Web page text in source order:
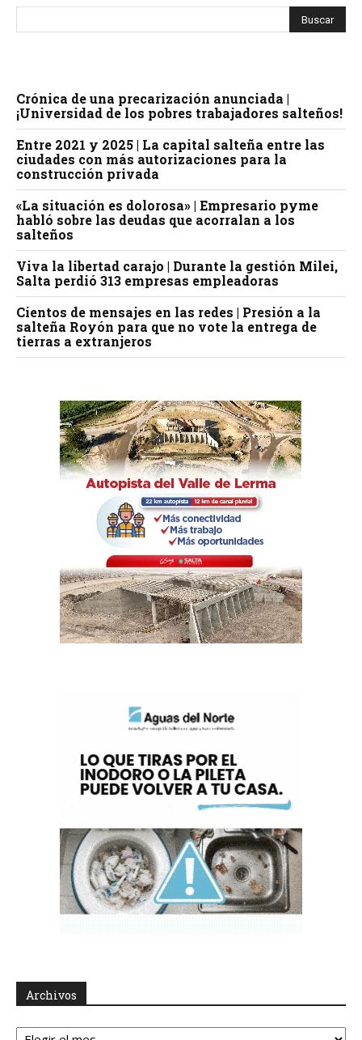
Crónica de una precarización anunciada |
¡Universidad de los pobres trabajadores salteños!
Entre 2021 y 2025 | La capital salteña entre las
ciudades con más autorizaciones para la
construcción privada
«La situación es dolorosa» | Empresario pyme
habló sobre las deudas que acorralan a los
salteños
Viva la libertad carajo | Durante la gestión Milei,
Salta perdió 313 empresas empleadoras
Cientos de mensajes en las redes | Presión a la
salteña Royón para que no vote la entrega de
tierras a extranjeros
Archivos
Archivos